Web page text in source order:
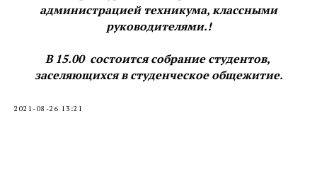
администрацией техникума, классными
руководителями.!
В 15.00 состоится собрание студентов,
заселяющихся в студенческое общежитие.
2021-08-26 13:21